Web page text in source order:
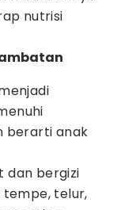
nutrisi
berarti anak
dan bergizi
telur,